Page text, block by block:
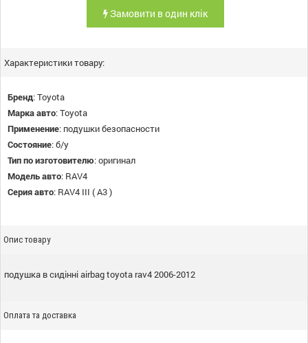
Замовити в один клік
Характеристики товару:
Бренд:Toyota
Марка авто:Toyota
Применение: подушки безопасности
Состояние:б/у
Тип по изготовителю:оригинал
Модель авто: RAV4
Серия авто: RAV4 III ( A3 )
Опис товару
подушка в сидінні airbag toyota rav4 2006-2012
Оплата та доставка